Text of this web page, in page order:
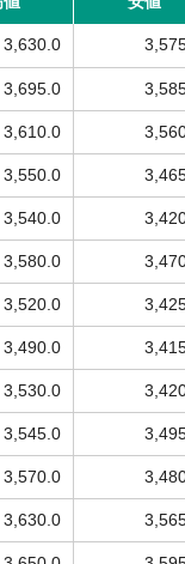
3,630.0
3,695.0
3,610.0
3,550.0
3,540.0
3,580.0
3,520.0
3,490.0
3,530.0
3,545.0
3,570.0
3,630.0